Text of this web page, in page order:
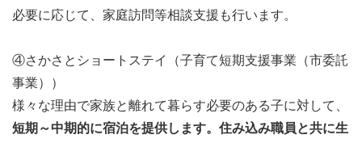
必要に応じて、家庭訪問等相談支援も行います。
④さかさとショートステイ（子育て短期支援事業（市委託
事業））
様々な理由で家族と離れて暮らす必要のある子に対して、
短期～中期的に宿泊を提供します。住み込み職員と共に生